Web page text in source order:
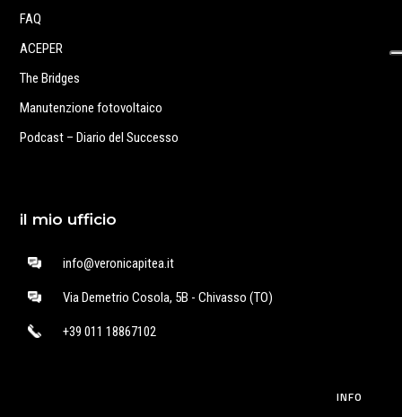
FAQ
ACEPER
The Bridges
Manutenzione fotovoltaico
Podcast – Diario del Successo
il mio ufficio
info@veronicapitea.it
Via Demetrio Cosola, 5B - Chivasso (TO)
+39 011 18867102
INFO